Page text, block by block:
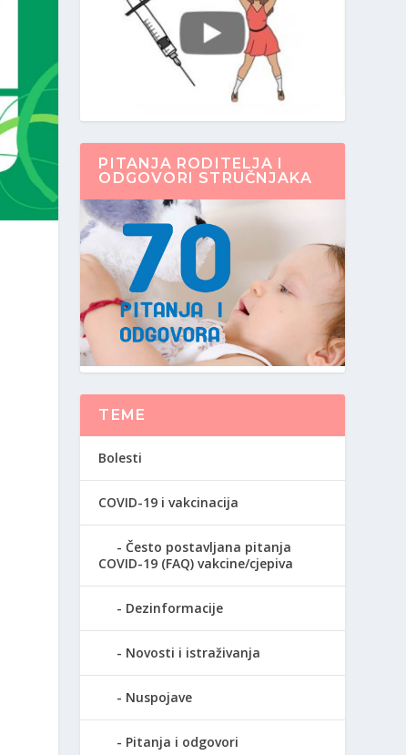
PITANJA RODITELJA I
ODGOVORI STRUČNJAKA
TEME
Bolesti
COVID-19 i vakcinacija
Često postavljana pitanja
COVID-19 (FAQ) vakcine/cjepiva
Dezinformacije
Novosti i istraživanja
Nuspojave
Pitanja i odgovori